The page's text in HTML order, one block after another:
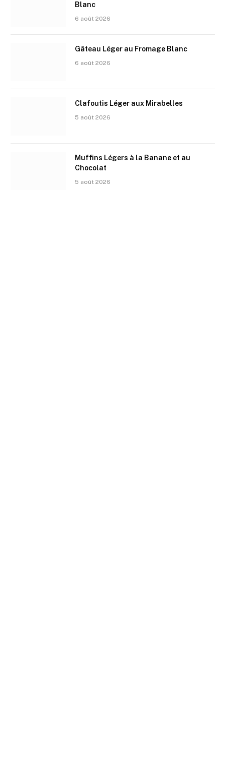
Blanc
6 août 2026
Gâteau Léger au Fromage Blanc
6 août 2026
Clafoutis Léger aux Mirabelles
5 août 2026
Muffins Légers à la Banane et au
Chocolat
5 août 2026